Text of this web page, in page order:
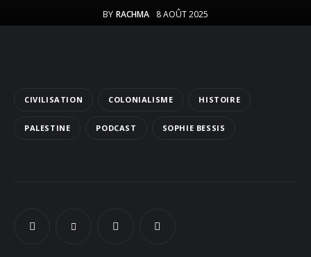
BY RACHMA 8 AOÛT 2025
CIVILISATION COLONIALISME HISTOIRE
PALESTINE PODCAST SOPHIE BESSIS